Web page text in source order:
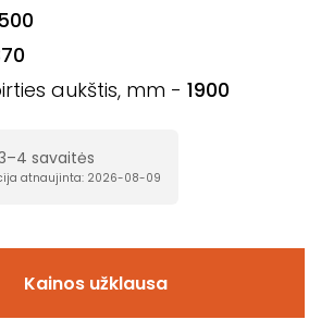
aukštis, mm - 1900
savaitės
atnaujinta: 2026-08-09
Kainos užklausa